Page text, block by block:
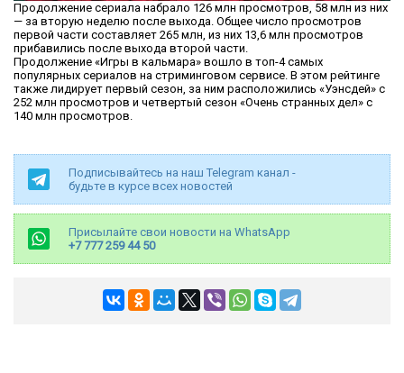
Продолжение сериала набрало 126 млн просмотров, 58 млн из них
— за вторую неделю после выхода. Общее число просмотров
первой части составляет 265 млн, из них 13,6 млн просмотров
прибавились после выхода второй части.
Продолжение «Игры в кальмара» вошло в топ-4 самых
популярных сериалов на стриминговом сервисе. В этом рейтинге
также лидирует первый сезон, за ним расположились «Уэнсдей» с
252 млн просмотров и четвертый сезон «Очень странных дел» с
140 млн просмотров.
Подписывайтесь на наш Telegram канал -
будьте в курсе всех новостей
Присылайте свои новости на WhatsApp
+7 777 259 44 50